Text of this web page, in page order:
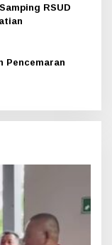
RSUD
Pencemaran